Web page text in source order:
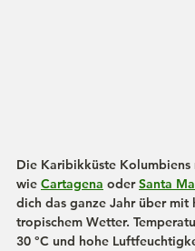
Die Karibikküste Kolumbiens
wie Cartagena oder Santa
dich das ganze Jahr über mit
tropischem Wetter.
30 °C und hohe